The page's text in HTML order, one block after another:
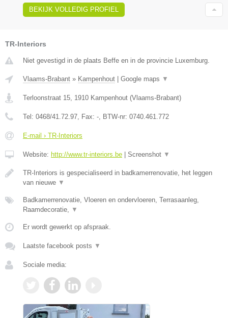
BEKIJK VOLLEDIG PROFIEL
TR-Interiors
Niet gevestigd in de plaats Beffe en in de provincie Luxemburg.
Vlaams-Brabant » Kampenhout Google maps ▼
Terloonstraat 15, 1910 Kampenhout (Vlaams-Brabant)
Tel: 0468/41.72.97, Fax: -, BTW-nr: 0740.461.772
E-mail › TR-Interiors
Website: http://www.tr-interiors.be Screenshot ▼
TR-Interiors is gespecialiseerd in badkamerrenovatie, het leggen
van nieuwe ▼
Badkamerrenovatie, Vloeren en ondervloeren, Terrasaanleg,
Raamdecoratie, ▼
Er wordt gewerkt op afspraak.
Laatste facebook posts ▼
Sociale media: